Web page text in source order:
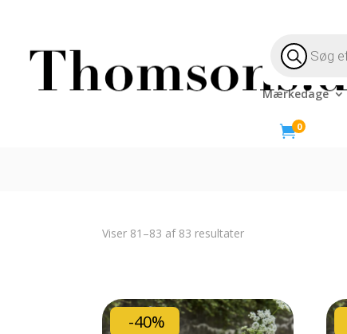
search
Mærkedage
0
Viser 81–83 af 83 resultaterSorteret
-40%